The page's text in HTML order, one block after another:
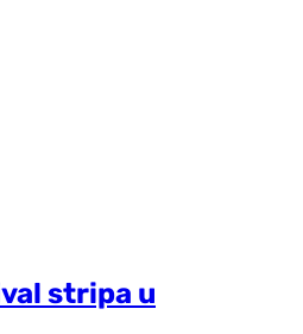
stripa u